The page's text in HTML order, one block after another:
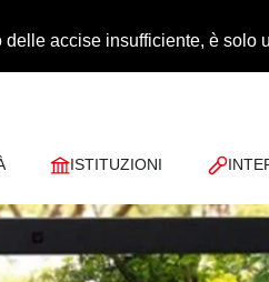
delle accise insufficiente, è solo
ISTITUZIONI